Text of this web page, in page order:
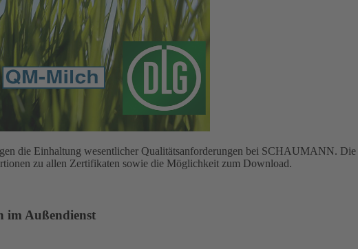
die Einhaltung wesentlicher Qualitätsanforderungen bei SCHAUMANN.
zu allen Zertifikaten sowie die Möglichkeit zum Download.
im Außendienst